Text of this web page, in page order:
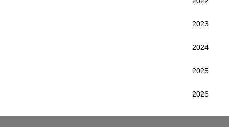
2023
2024
2025
2026